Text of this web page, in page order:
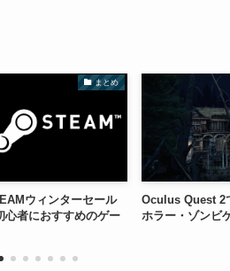
まとめ
ウィンターセール
心者におすすめのゲー
Oculus Quest 2
ホラー・ゾンビ